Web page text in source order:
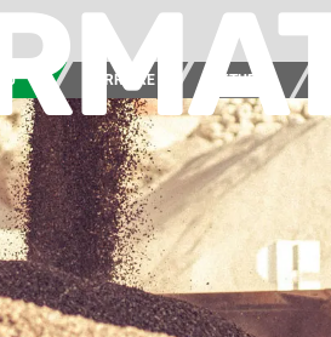
KARRIERE AKTUELL